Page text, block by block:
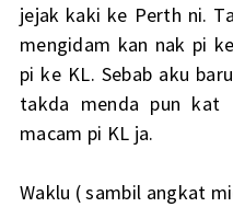
jejak kaki ke Perth ni.
mengidam kan nak pi
pi ke KL. Sebab aku
takda menda pun kat
macam pi KL ja.
Waklu ( sambil angkat